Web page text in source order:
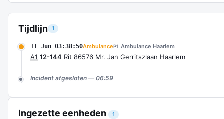
Tijdlijn 1
11 Jun 03:38:50AmbulanceP1 Ambulance Haarlem
A1 12-144 Rit 86576 Mr. Jan Gerritszlaan Haarlem
Incident afgesloten — 06:59
Ingezette eenheden 1